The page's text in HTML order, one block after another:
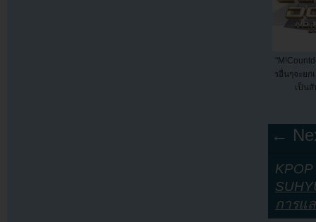
รอื่นๆจะยก
เป็น
←
การแ